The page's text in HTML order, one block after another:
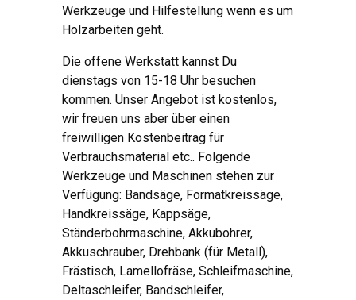
Werkzeuge und Hilfestellung wenn es um
Holzarbeiten geht.
Die offene Werkstatt kannst Du
dienstags von 15-18 Uhr besuchen
kommen. Unser Angebot ist kostenlos,
wir freuen uns aber über einen
freiwilligen Kostenbeitrag für
Verbrauchsmaterial etc.. Folgende
Werkzeuge und Maschinen stehen zur
Verfügung: Bandsäge, Formatkreissäge,
Handkreissäge, Kappsäge,
Ständerbohrmaschine, Akkubohrer,
Akkuschrauber, Drehbank (für Metall),
Frästisch, Lamellofräse, Schleifmaschine,
Deltaschleifer, Bandschleifer,